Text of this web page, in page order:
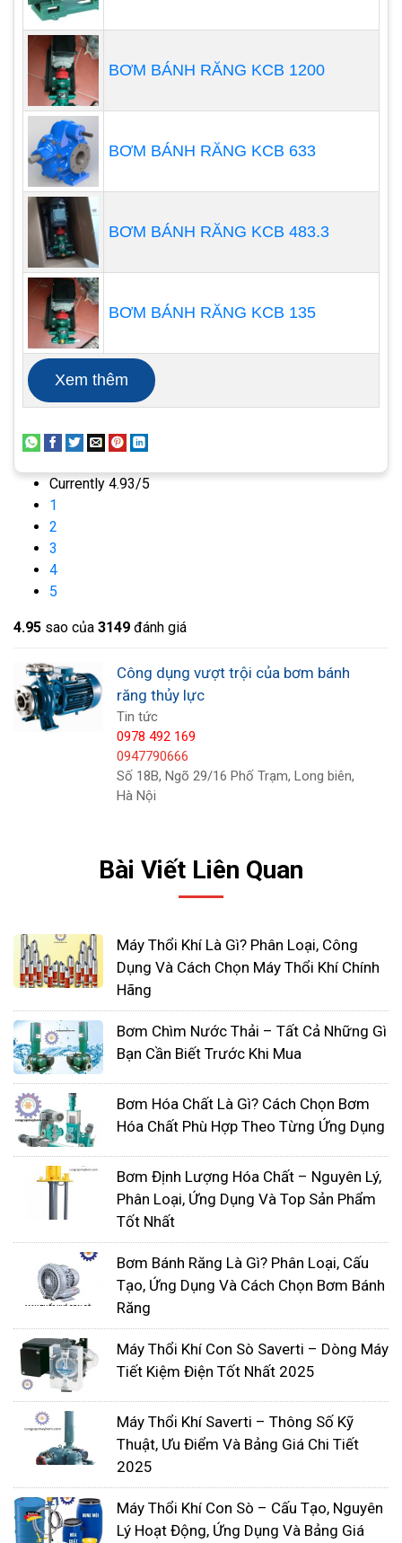
dầu lạc, máy ép phế liệu, máy kéo, phục vụ cho
các tàu thuyền đánh cá,…
Với thiết kế và cấu tạo nhỏ gọn của bơm rất dễ di
chuyển, bơm bánh răng rất đa dạng trong các hệ
thống, dây chuyền vận hành bằng chất lỏng thủy
lực hay hóa chất
Tâm Nhất Phát là một trong những địa chỉ bán
bơm bánh răng thủy lực chính hãng với giá thành
hợp lý bởi được vận chuyển từ đến từ những nhà
sản xuất uy tín nhất mà không qua trung gian nên
giá thành rẻ, tiết kiệm chi phí cho khách hàng.
Đến với công ty của chúng tôi, khách hàng có thể
như những thiết bị thủy lực khác, đảm bảo: rẻ, phải
Liên hệ với chúng tôi ngay hôm nay để sở hữu máy
bơm chất lượng bạn nhé!
>>> Xem thêm: Công dụng của
khớp trong
BƠM BÁNH RĂNG KCB 1200
BƠM BÁNH RĂNG KCB 633
BƠM BÁNH RĂNG KCB 483.3
BƠM BÁNH RĂNG KCB 135
Xem thêm
Currently 4.93/5
1
2
3
4
5
4.95 sao của 3149 đánh giá
Công dụng vượt trội của bơm bánh
răng thủy lực
Tin tức
0978 492 169
0947790666
Số 18B, Ngõ 29/16 Phố Trạm, Long biên,
Hà Nội
Bài Viết Liên Quan
Máy Thổi Khí Là Gì? Phân Loại, Công
Dụng Và Cách Chọn Máy Thổi Khí Chính
Hãng
Bơm Chìm Nước Thải – Tất Cả Những Gì
Bạn Cần Biết Trước Khi Mua
Bơm Hóa Chất Là Gì? Cách Chọn Bơm
Hóa Chất Phù Hợp Theo Từng Ứng Dụng
Bơm Định Lượng Hóa Chất – Nguyên Lý,
Phân Loại, Ứng Dụng Và Top Sản Phẩm
Tốt Nhất
Bơm Bánh Răng Là Gì? Phân Loại, Cấu
Tạo, Ứng Dụng Và Cách Chọn Bơm Bánh
Răng
Máy Thổi Khí Con Sò Saverti – Dòng Máy
Tiết Kiệm Điện Tốt Nhất 2025
Máy Thổi Khí Saverti – Thông Số Kỹ
Thuật, Ưu Điểm Và Bảng Giá Chi Tiết
2025
Máy Thổi Khí Con Sò – Cấu Tạo, Nguyên
Lý Hoạt Động, Ứng Dụng Và Bảng Giá